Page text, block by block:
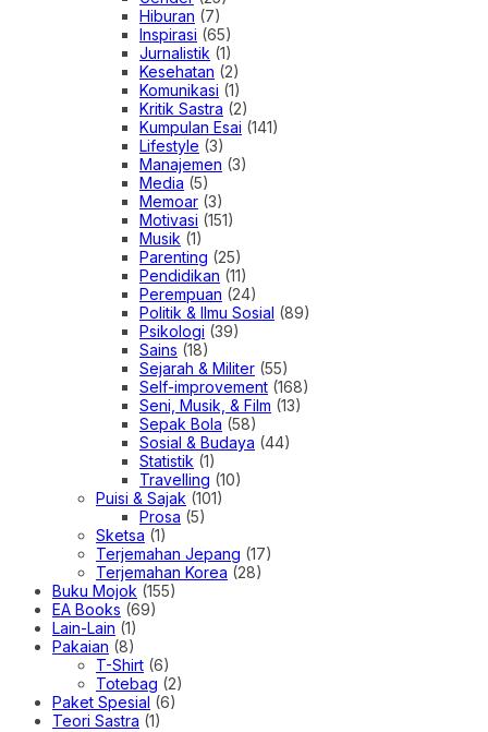
Hiburan (7)
Inspirasi (65)
Jurnalistik (1)
Kesehatan (2)
Komunikasi (1)
Kritik Sastra (2)
Kumpulan Esai (141)
Lifestyle (3)
Manajemen (3)
Media (5)
Memoar (3)
Motivasi (151)
Musik (1)
Parenting (25)
Pendidikan (11)
Perempuan (24)
Politik & Ilmu Sosial (89)
Psikologi (39)
Sains (18)
Sejarah & Militer (55)
Self-improvement (168)
Seni, Musik, & Film (13)
Sepak Bola (58)
Sosial & Budaya (44)
Statistik (1)
Travelling (10)
Puisi & Sajak (101)
Prosa (5)
Sketsa (1)
Terjemahan Jepang (17)
Terjemahan Korea (28)
Buku Mojok (155)
EA Books (69)
Lain-Lain (1)
Pakaian (8)
T-Shirt (6)
Totebag (2)
Paket Spesial (6)
Teori Sastra (1)